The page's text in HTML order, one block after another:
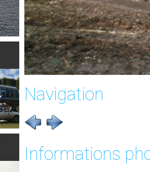
Navigation
Informations